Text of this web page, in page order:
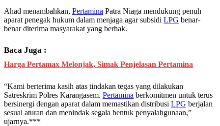
Ahad menambahkan, Pertamina Patra Niaga mendukung penuh
aparat penegak hukum dalam menjaga agar subsidi LPG benar-
benar diterima masyarakat yang berhak.
Baca Juga :
Harga Pertamax Melonjak, Simak Penjelasan Pertamina
“Kami berterima kasih atas tindakan tegas yang dilakukan
Satreskrim Polres Karangasem. Pertamina berkomitmen untuk terus
bersinergi dengan aparat dalam memastikan distribusi LPG berjalan
sesuai aturan dan menindak segala bentuk penyalahgunaan,”
ujarnya.***